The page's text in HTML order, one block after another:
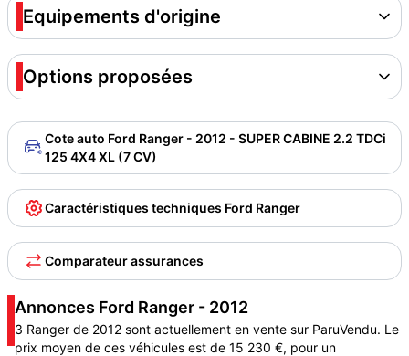
Equipements d'origine
Options proposées
Cote auto Ford Ranger - 2012 - SUPER CABINE 2.2 TDCi
125 4X4 XL (7 CV)
Caractéristiques techniques Ford Ranger
Comparateur assurances
Annonces Ford Ranger - 2012
3 Ranger de 2012 sont actuellement en vente sur ParuVendu. Le
prix moyen de ces véhicules est de 15 230 €, pour un